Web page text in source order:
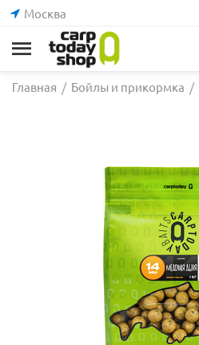
Москва
Главная / Бойлы и прикормка /